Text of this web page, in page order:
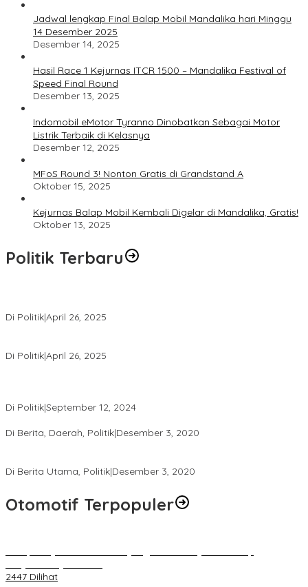
Jadwal lengkap Final Balap Mobil Mandalika hari Minggu
14 Desember 2025
Desember 14, 2025
Hasil Race 1 Kejurnas ITCR 1500 – Mandalika Festival of
Speed Final Round
Desember 13, 2025
Indomobil eMotor Tyranno Dinobatkan Sebagai Motor
Listrik Terbaik di Kelasnya
Desember 12, 2025
MFoS Round 3! Nonton Gratis di Grandstand A
Oktober 15, 2025
Kejurnas Balap Mobil Kembali Digelar di Mandalika, Gratis!
Oktober 13, 2025
Politik Terbaru
Di Politik|April 26, 2025
Di Politik|April 26, 2025
Di Politik|September 12, 2024
Di Berita, Daerah, Politik|Desember 3, 2020
Di Berita Utama, Politik|Desember 3, 2020
Otomotif Terpopuler
2447 Dilihat